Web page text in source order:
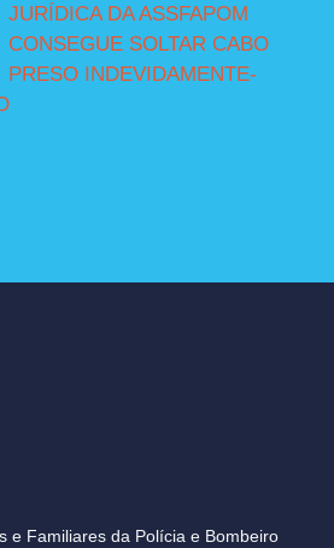
JURÍDICA DA ASSFAPOM
CONSEGUE SOLTAR CABO
PRESO INDEVIDAMENTE-
e Familiares da Polícia e Bombeiro